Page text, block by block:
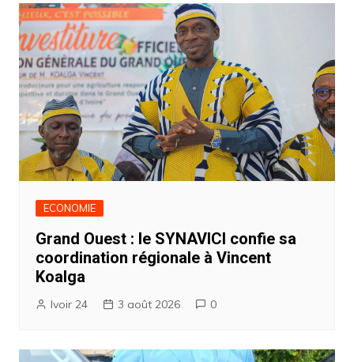
ECONOMIE
Grand Ouest : le SYNAVICI confie sa
coordination régionale à Vincent
Koalga
Ivoir 24 3 août 2026 0